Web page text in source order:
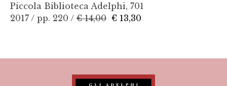
Piccola Biblioteca Adelphi, 701
2017 / pp. 220 / € 14,00 € 13,30